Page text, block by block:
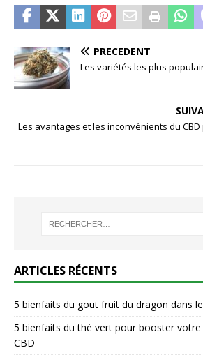
PRÉCÉDENT
Les variétés les plus
Les avantages et les inconvénients du CBD
ARTICLES RÉCENTS
5 bienfaits du gout fruit du dragon dans
5 bienfaits du thé vert pour booster votre
CBD